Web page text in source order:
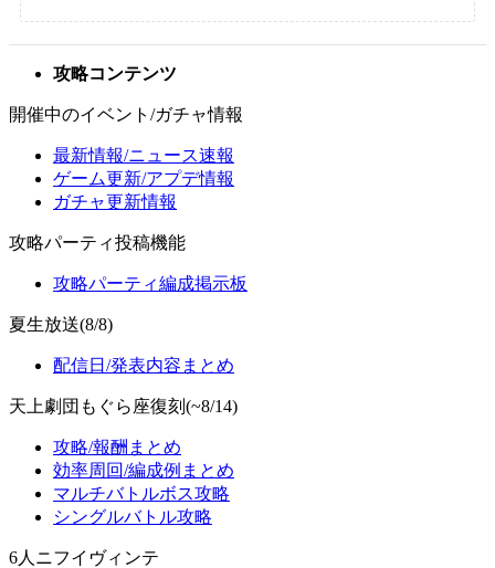
攻略コンテンツ
開催中のイベント/ガチャ情報
最新情報/ニュース速報
ゲーム更新/アプデ情報
ガチャ更新情報
攻略パーティ投稿機能
攻略パーティ編成掲示板
夏生放送(8/8)
配信日/発表内容まとめ
天上劇団もぐら座復刻(~8/14)
攻略/報酬まとめ
効率周回/編成例まとめ
マルチバトルボス攻略
シングルバトル攻略
6人ニフイヴィンテ